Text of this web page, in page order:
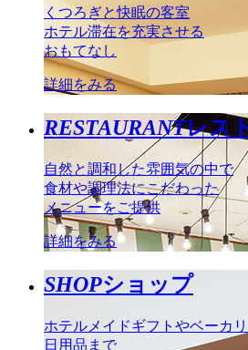
くつろぎと快眠の客室
ホテル滞在を充実させる
おもてなし
詳細をみる
RESTAURANTレス
自然と調和した雰囲気の中で
食材や調理法にこだわった
メニューをご提供
詳細をみる
SHOPショップ
ホテルメイドギフトやベーカ
日用品まで